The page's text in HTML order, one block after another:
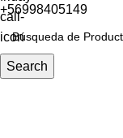
+56998405149
Search